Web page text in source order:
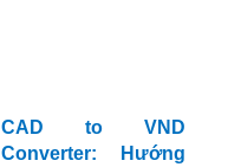
CAD to VND
Converter: Hướng